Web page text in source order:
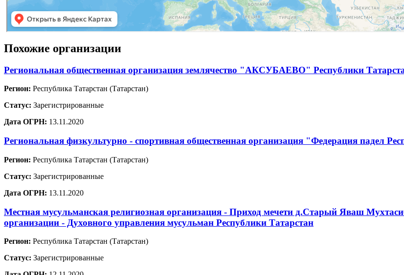
Похожие организации
Региональная общественная организация землячество "АКСУБАЕВО" Республики
Регион: Республика Татарстан (Татарстан)
Статус: Зарегистрированные
Дата ОГРН: 13.11.2020
Региональная физкультурно - спортивная общественная организация "Федерация падел
Регион: Республика Татарстан (Татарстан)
Статус: Зарегистрированные
Дата ОГРН: 13.11.2020
Местная мусульманская религиозная организация - Приход мечети д.Старый Яваш
организации - Духовного управления мусульман Республики Татарстан
Регион: Республика Татарстан (Татарстан)
Статус: Зарегистрированные